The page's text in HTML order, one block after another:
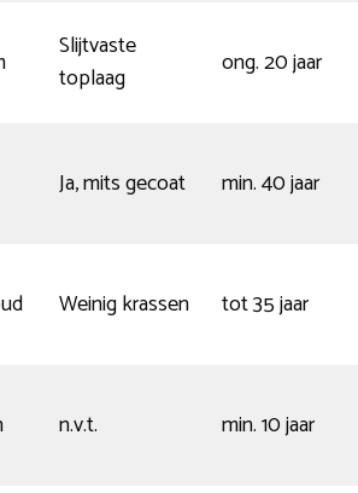
Slijtvaste
toplaag
ong. 20 jaar
Ja, mits gecoat min. 40 jaar
Weinig krassen tot 35 jaar
n.v.t. min. 10 jaar